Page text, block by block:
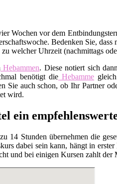
Wochen vor dem
Bedenken Sie,
welcher Uhrzeit (nachmittags
Hebammen. Diese notiert sich
benötigt die Hebamme
Sie auch schon, ob Ihr Partner
wird.
ein
14 Stunden übernehmen die
dabei sein kann, hängt in
und bei einigen Kursen zahlt